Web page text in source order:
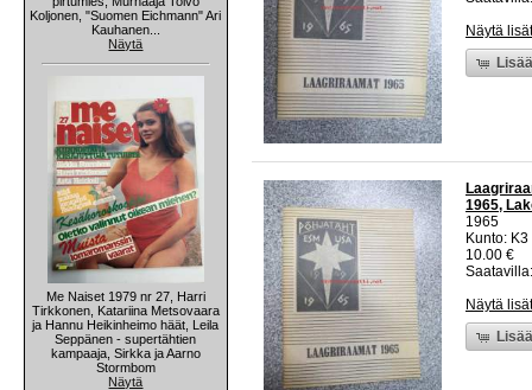
Koljonen, "Suomen Eichmann" Ari
Kauhanen...
Näytä
Me Naiset 1979 nr 27, Harri
Tirkkonen, Katariina Metsovaara
ja Hannu Heikinheimo häät, Leila
Seppänen - supertähtien
kampaaja, Sirkka ja Aarno
Stormbom
Näytä
Näytä
1965,
1965
Kunto:
10.00 €
Näytä